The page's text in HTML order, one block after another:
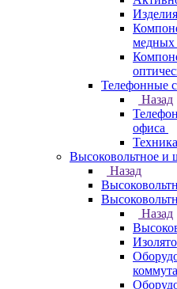
медных
Телефонные
Назад
офиса
Высоковольтное и
Назад
Назад